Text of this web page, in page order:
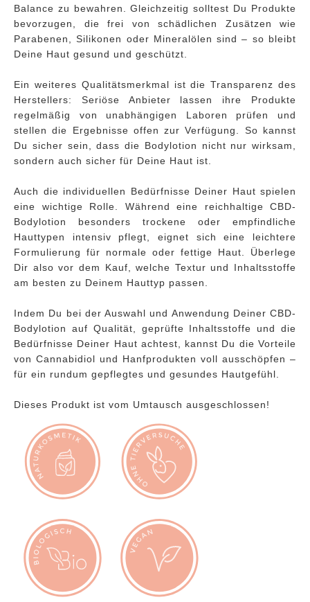
Balance zu bewahren. Gleichzeitig solltest Du Produkte
bevorzugen, die frei von schädlichen Zusätzen wie
Parabenen, Silikonen oder Mineralölen sind – so bleibt
Deine Haut gesund und geschützt.
Ein weiteres Qualitätsmerkmal ist die Transparenz des
Herstellers: Seriöse Anbieter lassen ihre Produkte
regelmäßig von unabhängigen Laboren prüfen und
stellen die Ergebnisse offen zur Verfügung. So kannst
Du sicher sein, dass die Bodylotion nicht nur wirksam,
sondern auch sicher für Deine Haut ist.
Auch die individuellen Bedürfnisse Deiner Haut spielen
eine wichtige Rolle. Während eine reichhaltige CBD-
Bodylotion besonders trockene oder empfindliche
Hauttypen intensiv pflegt, eignet sich eine leichtere
Formulierung für normale oder fettige Haut. Überlege
Dir also vor dem Kauf, welche Textur und Inhaltsstoffe
am besten zu Deinem Hauttyp passen.
Indem Du bei der Auswahl und Anwendung Deiner CBD-
Bodylotion auf Qualität, geprüfte Inhaltsstoffe und die
Bedürfnisse Deiner Haut achtest, kannst Du die Vorteile
von Cannabidiol und Hanfprodukten voll ausschöpfen –
für ein rundum gepflegtes und gesundes Hautgefühl.
Dieses Produkt ist vom Umtausch ausgeschlossen!